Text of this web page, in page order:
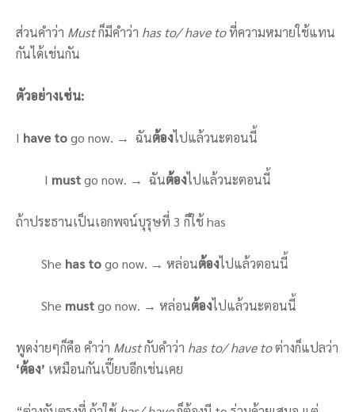
ส่วนคำว่า Mustก็มีคำว่า has to/ have toที่ความหมายใช้แทน
กันได้เช่นกัน
ตัวอย่างเช่น:
I have togo now. → ฉันต้องไปแล้วนะตอนนี้
I mustgo now. → ฉันต้องไปแล้วนะตอนนี้
ถ้าประธานเป็นเอกพจน์บุรุษที่ 3 ก็ใช้ has
She has togo now. → หล่อนต้องไปแล้วตอนนี้
She mustgo now. → หล่อนต้องไปแล้วนะตอนนี้
พูดง่ายๆก็คือ คำว่า Mustกับคำว่า has to/ have toต่างก็แปลว่า
‘ต้อง’ เหมือนกันเปี๊ยบอีกเช่นเคย